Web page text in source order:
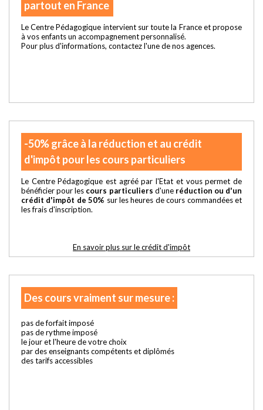
partout en France
Le Centre Pédagogique intervient sur toute la France et propose
à vos enfants un accompagnement personnalisé.
Pour plus d'informations, contactez l'une de nos agences.
-50% grâce à la réduction et au crédit
d'impôt pour les cours particuliers
Le Centre Pédagogique est agréé par l'Etat et vous permet de
bénéficier pour les cours particuliers d'une réduction ou d'un
crédit d'impôt de 50% sur les heures de cours commandées et
les frais d'inscription.
En savoir plus sur le crédit d'impôt
Des cours vraiment sur mesure :
pas de forfait imposé
pas de rythme imposé
le jour et l'heure de votre choix
par des enseignants compétents et diplômés
des tarifs accessibles